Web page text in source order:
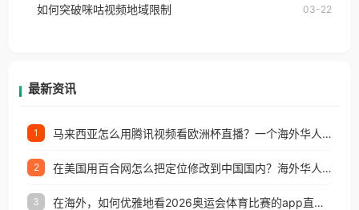
户收听网易云音乐地区版权限制」的问题，无论人在
如何突破咪咕视频地域限制 03-22
最新资讯
1 马来西亚怎么用腾讯视频看欧洲杯直播？一个海外华人的真实困扰与破解
2 在美国用百合网怎么把定位修改到中国国内？海外华人必备的回国加速指南
3 在海外，如何优雅地看2026奥运会体育比赛的app直播？